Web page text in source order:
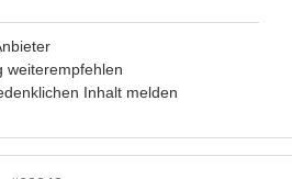
weiterempfehlen
Inhalt melden